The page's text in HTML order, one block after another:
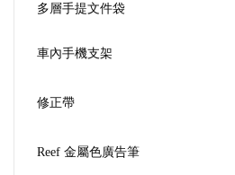
多層手提文件袋
車內手機支架
修正帶
Reef 金屬色廣告筆